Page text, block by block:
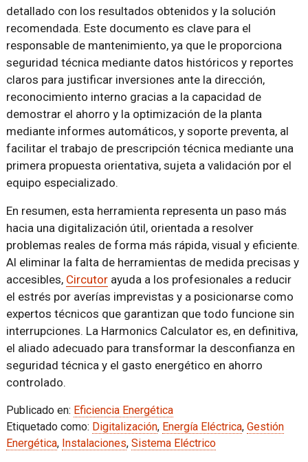
detallado con los resultados obtenidos y la solución
recomendada. Este documento es clave para el
responsable de mantenimiento, ya que le proporciona
seguridad técnica mediante datos históricos y reportes
claros para justificar inversiones ante la dirección,
reconocimiento interno gracias a la capacidad de
demostrar el ahorro y la optimización de la planta
mediante informes automáticos, y soporte preventa, al
facilitar el trabajo de prescripción técnica mediante una
primera propuesta orientativa, sujeta a validación por el
equipo especializado.
En resumen, esta herramienta representa un paso más
hacia una digitalización útil, orientada a resolver
problemas reales de forma más rápida, visual y eficiente.
Al eliminar la falta de herramientas de medida precisas y
accesibles, Circutorayuda a los profesionales a reducir
el estrés por averías imprevistas y a posicionarse como
expertos técnicos que garantizan que todo funcione sin
interrupciones. La Harmonics Calculator es, en definitiva,
el aliado adecuado para transformar la desconfianza en
seguridad técnica y el gasto energético en ahorro
controlado.
Publicado en: Eficiencia Energética
Etiquetado como: Digitalización, Energía Eléctrica, Gestión
Energética, Instalaciones, Sistema Eléctrico